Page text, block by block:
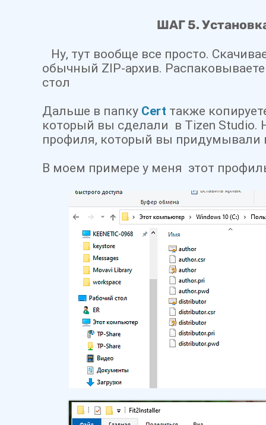
ШАГ 5.
Ну, тут вообще все просто.
обычный ZIP-архив.
стол
Дальше в папку Cert также
который вы сделали в Tizen Studio.
профиля, который вы придумывали
В моем примере у меня этот